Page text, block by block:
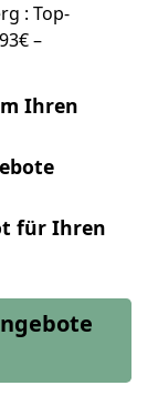
: Top-
–
Ihren
für Ihren